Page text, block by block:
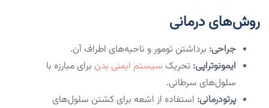
روش‌های درمانی
جراحی: برداشتن تومور و ناحیه‌های اطراف آن.
ایمونوتراپی: تحریک سیستم ایمنی بدن برای مبارزه با
سلول‌های سرطانی.
پرتودرمانی: استفاده از اشعه برای کشتن سلول‌های